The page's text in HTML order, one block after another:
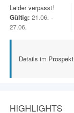
Leider verpasst!
Gültig: 21.06. -
27.06.
Details im Prospekt
HIGHLIGHTS